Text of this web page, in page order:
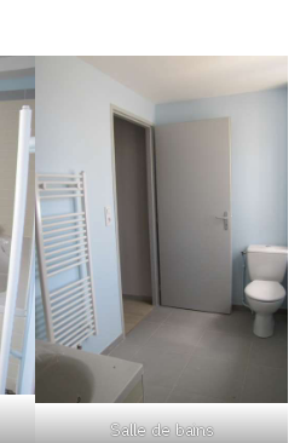
Salle de bains